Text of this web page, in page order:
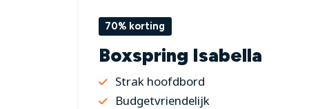
70% korting
Boxspring Isabella
Strak hoofdbord
Budgetvriendelijk